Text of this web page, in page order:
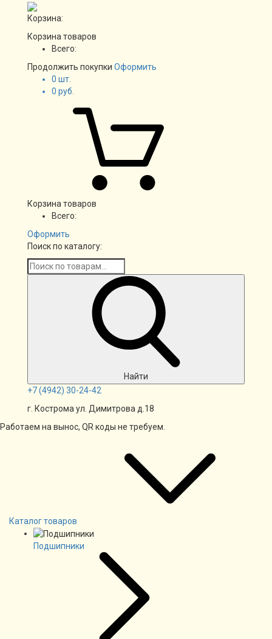
Корзина:
Корзина товаров
Всего:
Продолжить покупки Оформить
0 шт.
0 руб.
Корзина товаров
Всего:
Оформить
Поиск по каталогу:
Найти
+7(4942) 30-24-42
г. Кострома ул. Димитрова д.18
Работаем на вынос, QR коды не требуем.
Каталог товаров
Подшипники